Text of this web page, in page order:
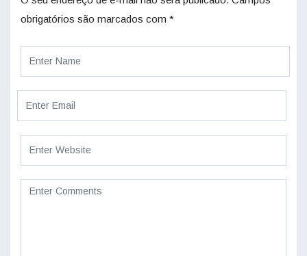
obrigatórios são marcados com *